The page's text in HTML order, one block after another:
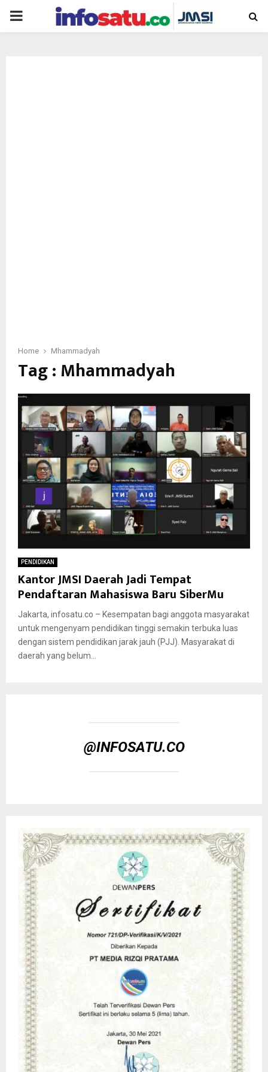
PRIMARY
Home Mhammadyah
Tag : Mhammadyah
PENDIDIKAN
Kantor JMSI Daerah Jadi Tempat
Pendaftaran Mahasiswa Baru SiberMu
Jakarta, infosatu.co – Kesempatan bagi anggota masyarakat
untuk mengenyam pendidikan tinggi semakin terbuka luas
dengan sistem pendidikan jarak jauh (PJJ). Masyarakat di
daerah yang belum...
@INFOSATU.CO